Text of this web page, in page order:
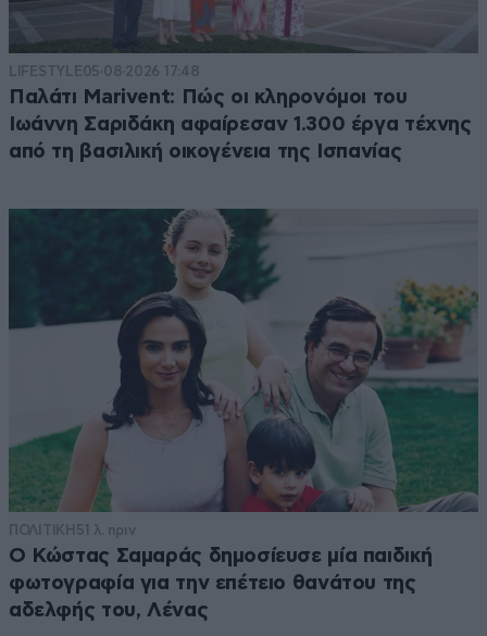
LIFESTYLE05·08·2026 17:48
Παλάτι Marivent: Πώς οι κληρονόμοι του
Ιωάννη Σαριδάκη αφαίρεσαν 1.300 έργα τέχνης
από τη βασιλική οικογένεια της Ισπανίας
ΠΟΛΙΤΙΚΗ 51 λ. πριν
Ο Κώστας Σαμαράς δημοσίευσε μία παιδική
φωτογραφία για την επέτειο θανάτου της
αδελφής του, Λένας